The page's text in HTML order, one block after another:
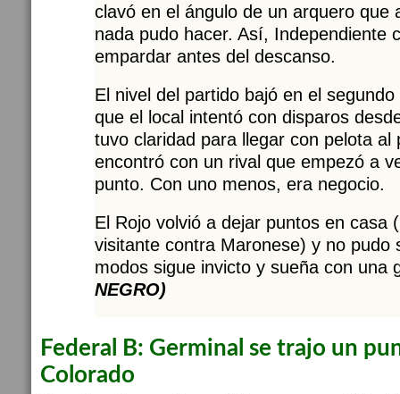
clavó en el ángulo de un arquero que
nada pudo hacer. Así, Independiente
empardar antes del descanso.
El nivel del partido bajó en el
que el local intentó con disparos
tuvo claridad para llegar con pelota al
encontró con un rival que empezó a
punto. Con uno menos, era negocio.
El Rojo volvió a dejar puntos en casa
visitante contra Maronese) y no pudo
modos sigue invicto y sueña con una
NEGRO)
Federal B: Germinal se trajo un
Colorado